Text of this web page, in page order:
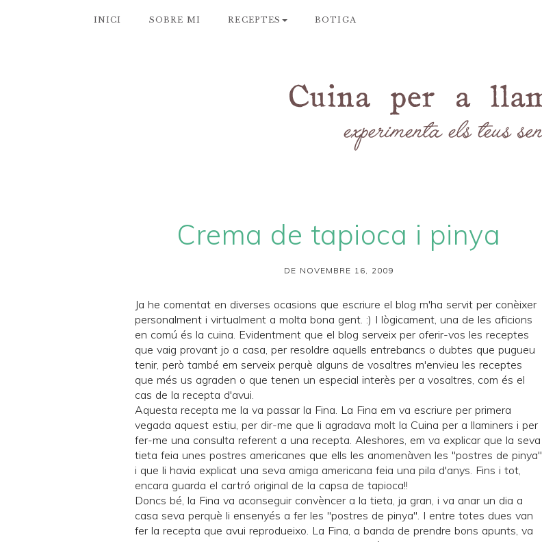
INICI SOBRE MI RECEPTES BOTIGA
Crema de tapioca i pinya
DE NOVEMBRE 16, 2009
Ja he comentat en diverses ocasions que escriure el blog m'ha servit per conèixer
personalment i virtualment a molta bona gent. :) I lògicament, una de les aficions
en comú és la cuina. Evidentment que el blog serveix per oferir-vos les receptes
que vaig provant jo a casa, per resoldre aquells entrebancs o dubtes que pugueu
tenir, però també em serveix perquè alguns de vosaltres m'envieu les receptes
que més us agraden o que tenen un especial interès per a vosaltres, com és el
cas de la recepta d'avui.
Aquesta recepta me la va passar la Fina. La Fina em va escriure per primera
vegada aquest estiu, per dir-me que li agradava molt la Cuina per a llaminers i per
fer-me una consulta referent a una recepta. Aleshores, em va explicar que la seva
tieta feia unes postres americanes que ells les anomenàven les "postres de pinya"
i que li havia explicat una seva amiga americana feia una pila d'anys. Fins i tot,
encara guarda el cartró original de la capsa de tapioca!!
Doncs bé, la Fina va aconseguir convèncer a la tieta, ja gran, i va anar un dia a
casa seva perquè li ensenyés a fer les "postres de pinya". I entre totes dues van
fer la recepta que avui reprodueixo. La Fina, a banda de prendre bons apunts, va